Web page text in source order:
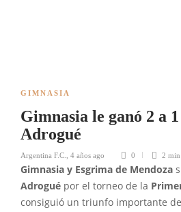
GIMNASIA
Gimnasia le ganó 2 a
Adrogué
Argentina F.C. 4 años ago 0 2 min
Gimnasia y Esgrima de Mendoza
Adrogué por el torneo de la
consiguió un triunfo importante